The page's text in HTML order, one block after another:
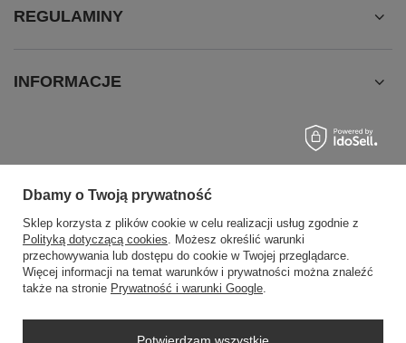
SZYBKI KONTAKT
+48604307144
sklep@swiat-sprzatania.pl
REGULAMINY
INFORMACJE
Dbamy o Twoją prywatność
Sklep korzysta z plików cookie w celu realizacji usług zgodnie z
Polityką dotyczącą cookies. Możesz określić warunki
przechowywania lub dostępu do cookie w Twojej przeglądarce.
Więcej informacji na temat warunków i prywatności można znaleźć
także na stronie Prywatność i warunki Google.
Potwierdzam wszystkie